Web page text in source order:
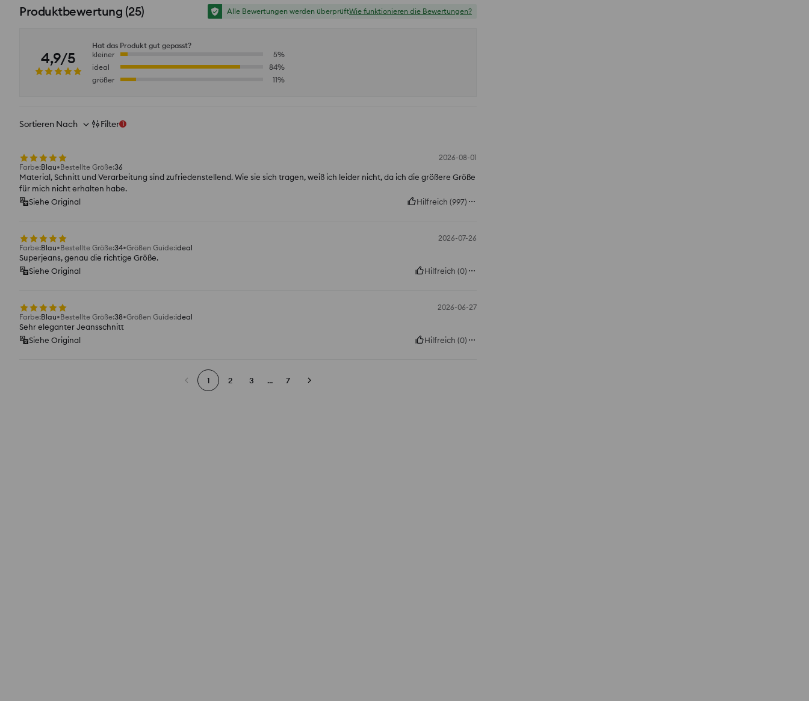
Produktbewertung (25) Alle Bewertungen werden überprüftWie funktionieren die Bewertungen?
4,9/5
Hat das Produkt gut gepasst?
kleiner
5%
ideal
84%
größer
11%
Sortieren Nach Filter 1
2026-08-01
Farbe:Blau Bestellte Größe:36
Material, Schnitt und Verarbeitung sind zufriedenstellend. Wie sie sich tragen, weiß ich leider nicht, da ich die größere Größe
für mich nicht erhalten habe.
Siehe Original
Hilfreich (997)
2026-07-26
Farbe:Blau Bestellte Größe:34 Größen Guide:ideal
Superjeans, genau die richtige Größe.
Siehe Original
Hilfreich (0)
2026-06-27
Farbe:Blau Bestellte Größe:38 Größen Guide:ideal
Sehr eleganter Jeansschnitt
Siehe Original
Hilfreich (0)
1 2 3 ... 7